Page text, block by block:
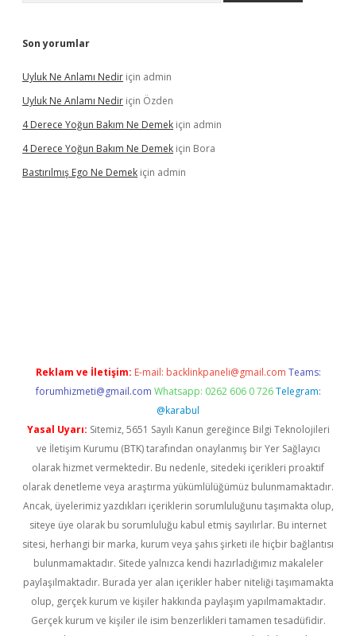
Son yorumlar
Uyluk Ne Anlamı Nedir için admin
Uyluk Ne Anlamı Nedir için Özden
4 Derece Yoğun Bakım Ne Demek için admin
4 Derece Yoğun Bakım Ne Demek için Bora
Bastırılmış Ego Ne Demek için admin
Reklam ve İletişim: E-mail: backlinkpaneli@gmail.com Teams:
forumhizmeti@gmail.com Whatsapp: 0262 606 0 726 Telegram:
@karabul
Yasal Uyarı: Sitemiz, 5651 Sayılı Kanun gereğince Bilgi Teknolojileri
ve İletişim Kurumu (BTK) tarafından onaylanmış bir Yer Sağlayıcı
olarak hizmet vermektedir. Bu nedenle, sitedeki içerikleri proaktif
olarak denetleme veya araştırma yükümlülüğümüz bulunmamaktadır.
Ancak, üyelerimiz yazdıkları içeriklerin sorumluluğunu taşımakta olup,
siteye üye olarak bu sorumluluğu kabul etmiş sayılırlar. Bu internet
sitesi, herhangi bir marka, kurum veya şahıs şirketi ile hiçbir bağlantısı
bulunmamaktadır. Sitede yalnızca kendi hazırladığımız makaleler
paylaşılmaktadır. Burada yer alan içerikler haber niteliği taşımamakta
olup, gerçek kurum ve kişiler hakkında paylaşım yapılmamaktadır.
Gerçek kurum ve kişiler ile isim benzerlikleri tamamen tesadüfidir.